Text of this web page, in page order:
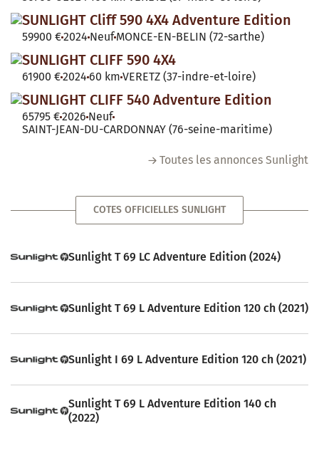
SUNLIGHT Cliff 590 4X4 Adventure Edition
59900 €2024 Neuf MONCE-EN-BELIN (72-sarthe)
SUNLIGHT CLIFF 590 4X4
61900 €2024 60 km VERETZ (37-indre-et-loire)
SUNLIGHT CLIFF 540 Adventure Edition
65795 €2026 Neuf
SAINT-JEAN-DU-CARDONNAY (76-seine-maritime)
Toutes les annonces Sunlight
COTES OFFICIELLES SUNLIGHT
Sunlight T 69 LC Adventure Edition (2024)
Sunlight T 69 L Adventure Edition 120 ch (2021)
Sunlight I 69 L Adventure Edition 120 ch (2021)
Sunlight T 69 L Adventure Edition 140 ch
(2022)